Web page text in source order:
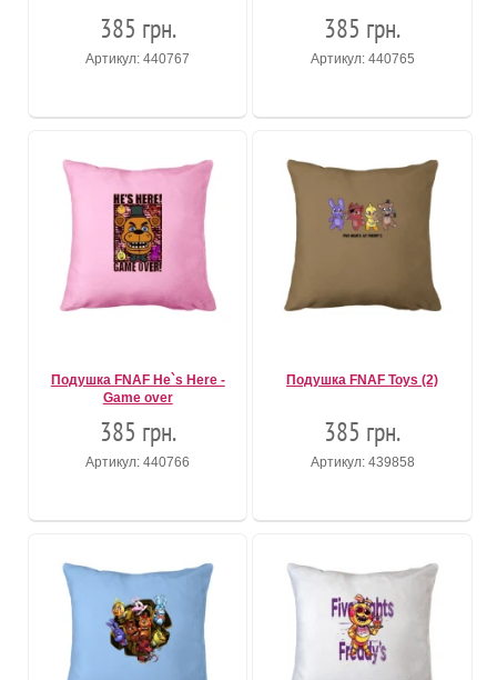
385 грн.
Артикул: 440767
385 грн.
Артикул: 440765
Подушка FNAF He`s Here -
Game over
385 грн.
Артикул: 440766
Подушка FNAF Toys (2)
385 грн.
Артикул: 439858